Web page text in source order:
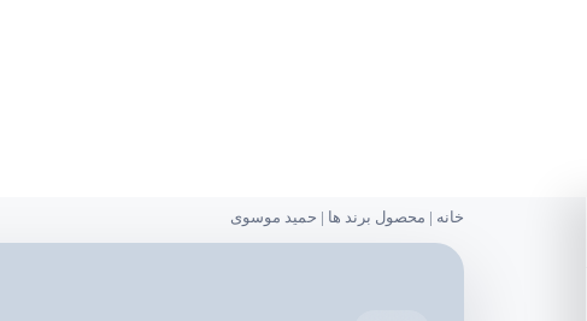
خانه | محصول برند ها | حمید موسوی